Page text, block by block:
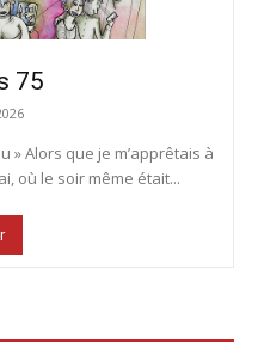
75
» Alors que je m’apprêtais à
où le soir même était...